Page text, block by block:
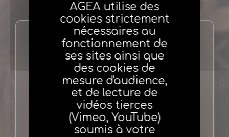
Kabitine Basse
01 70 98 48 22
kabitine.basse@agea.fr
AGEA utilise des
cookies strictement
nécessaires au
fonctionnement de
ses sites ainsi que
des cookies de
mesure d'audience,
et de lecture de
vidéos tierces
(Vimeo, YouTube)
soumis à votre